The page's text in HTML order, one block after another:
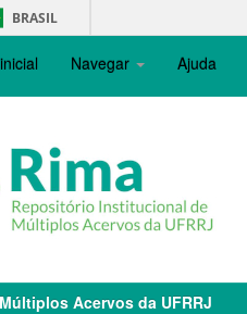
BRASIL
Navegar Ajuda
Acervos da UFRRJ